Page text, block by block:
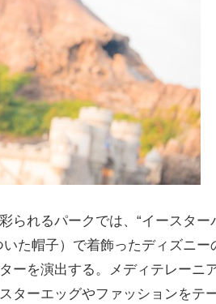
られるパークでは、“イースター
た帽子）で着飾ったディズニ
ーを演出する。メディテレーニ
ターエッグやファッションをテ